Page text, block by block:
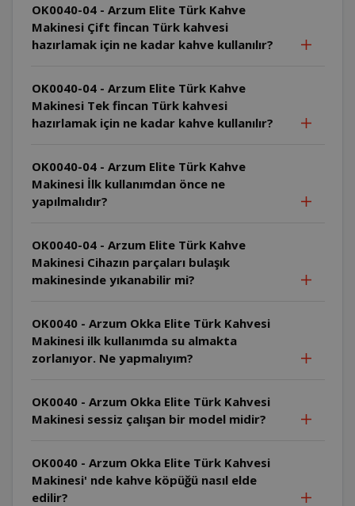
OK0040-04 - Arzum Elite Türk Kahve
Makinesi Çift fincan Türk kahvesi
hazırlamak için ne kadar kahve kullanılır?
OK0040-04 - Arzum Elite Türk Kahve
Makinesi Tek fincan Türk kahvesi
hazırlamak için ne kadar kahve kullanılır?
OK0040-04 - Arzum Elite Türk Kahve
Makinesi İlk kullanımdan önce ne
yapılmalıdır?
OK0040-04 - Arzum Elite Türk Kahve
Makinesi Cihazın parçaları bulaşık
makinesinde yıkanabilir mi?
OK0040 - Arzum Okka Elite Türk Kahvesi
Makinesi ilk kullanımda su almakta
zorlanıyor. Ne yapmalıyım?
OK0040 - Arzum Okka Elite Türk Kahvesi
Makinesi sessiz çalışan bir model midir?
OK0040 - Arzum Okka Elite Türk Kahvesi
Makinesi' nde kahve köpüğü nasıl elde
edilir?